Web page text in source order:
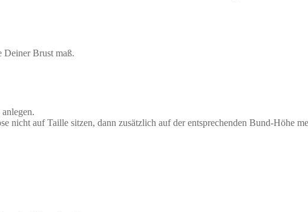
Deiner Brust maß.
nicht auf Taille sitzen, dann zusätzlich auf der entsprechenden Bund-Höhe